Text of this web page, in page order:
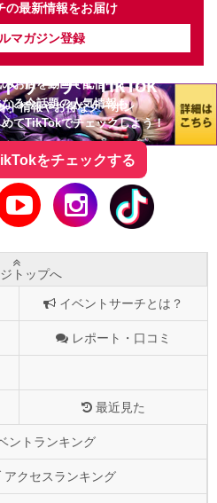
の最新情報をお届け
マガジン登録
サーチ - TikTok
ト情報やお得なクーポン
お店を動画で配信中！
る今話題の人気情報も
てTikTokでチェックしよう！
をチェックする
をフォローしよう！
トップへ
イベントサーチとは？
レポート・口コミ
最近見た
ントランキング
アクセスランキング